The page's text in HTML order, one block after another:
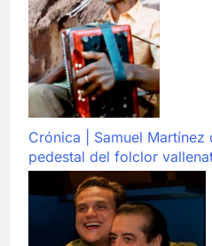
Crónica | Samuel Martínez
pedestal del folclor